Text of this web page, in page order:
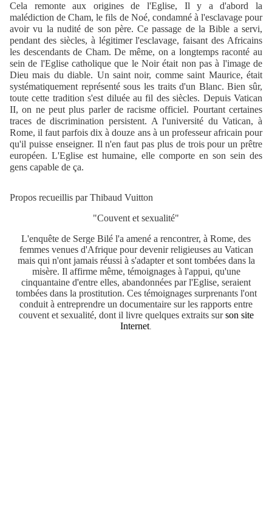
Cela remonte aux origines de l'Eglise, Il y a d'abord la
malédiction de Cham, le fils de Noé, condamné à l'esclavage pour
avoir vu la nudité de son père. Ce passage de la Bible a servi,
pendant des siècles, à légitimer l'esclavage, faisant des Africains
les descendants de Cham. De même, on a longtemps raconté au
sein de l'Eglise catholique que le Noir était non pas à l'image de
Dieu mais du diable. Un saint noir, comme saint Maurice, était
systématiquement représenté sous les traits d'un Blanc. Bien sûr,
toute cette tradition s'est diluée au fil des siècles. Depuis Vatican
II, on ne peut plus parler de racisme officiel. Pourtant certaines
traces de discrimination persistent. A l'université du Vatican, à
Rome, il faut parfois dix à douze ans à un professeur africain pour
qu'il puisse enseigner. Il n'en faut pas plus de trois pour un prêtre
européen. L'Eglise est humaine, elle comporte en son sein des
gens capable de ça.
Propos recueillis par Thibaud Vuitton
"Couvent et sexualité"
L'enquête de Serge Bilé l'a amené a rencontrer, à Rome, des
femmes venues d'Afrique pour devenir religieuses au Vatican
mais qui n'ont jamais réussi à s'adapter et sont tombées dans la
misère. Il affirme même, témoignages à l'appui, qu'une
cinquantaine d'entre elles, abandonnées par l'Eglise, seraient
tombées dans la prostitution. Ces témoignages surprenants l'ont
conduit à entreprendre un documentaire sur les rapports entre
couvent et sexualité, dont il livre quelques extraits sur son site
Internet